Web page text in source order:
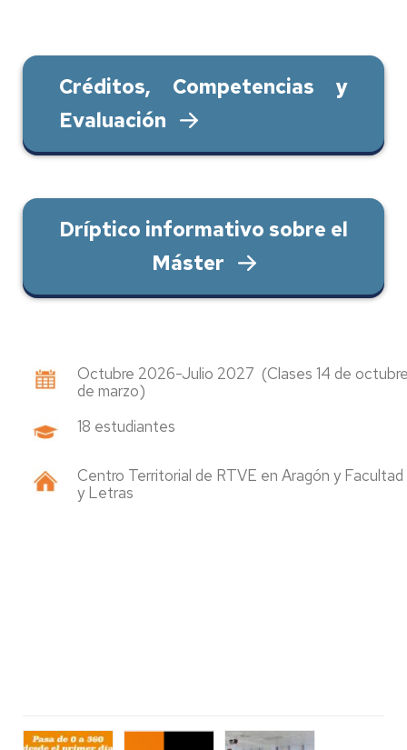
Créditos, Competencias y
Evaluación
Dríptico informativo sobre el
Máster
Octubre 2026-Julio 2027 (Clases 14 de
de marzo)
18 estudiantes
Centro Territorial de RTVE en Aragón y
y Letras